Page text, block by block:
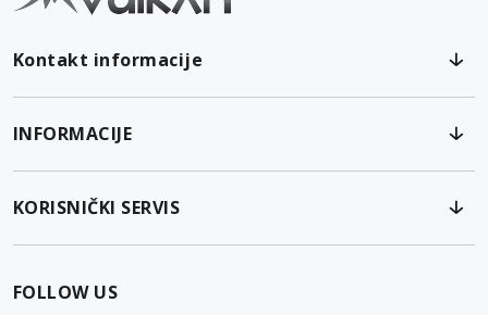
Kontakt informacije
INFORMACIJE
KORISNIČKI SERVIS
FOLLOW US